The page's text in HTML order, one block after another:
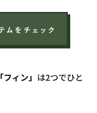
「フィン」 は2つでひと